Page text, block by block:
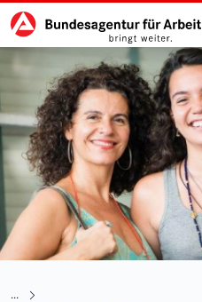
zu den Hauptinhalten springen
Hauptnavigation